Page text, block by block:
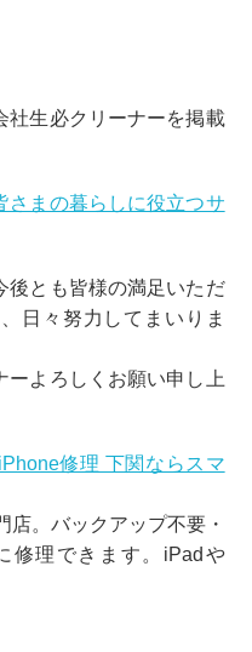
社生必クリーナーを掲載
さまの暮らしに役立つサ
後とも皆様の満足いただ
日々努力してまいりま
ーよろしくお願い申し上
iPhone修理 下関ならスマ
。バックアップ不要・
修理できます。iPadや